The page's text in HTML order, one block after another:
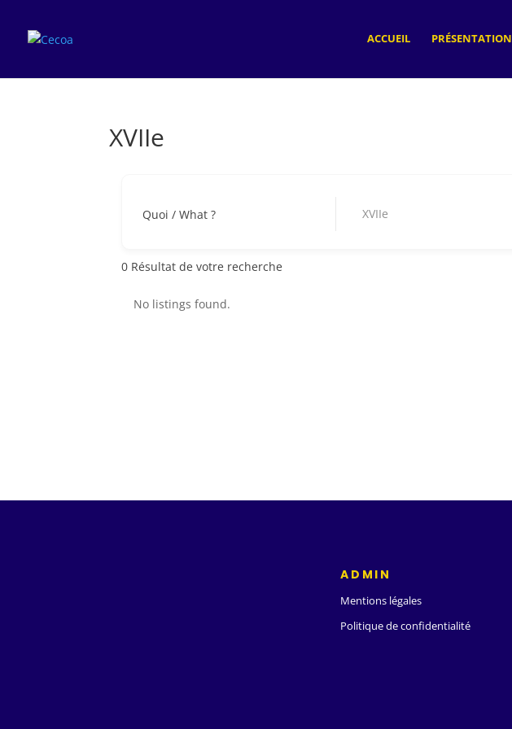
ACCUEIL PRÉSENTATION
XVIIe
Quoi / What ? XVIIe
0 Résultat de votre recherche
No listings found.
ADMIN
Mentions légales
Politique de confidentialité